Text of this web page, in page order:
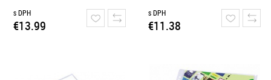
s DPH
€13.99
s DPH
€11.38